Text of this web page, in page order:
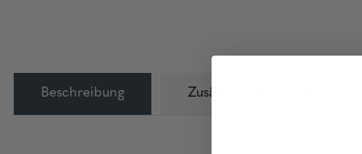
Beschreibung Zusätzliche Information